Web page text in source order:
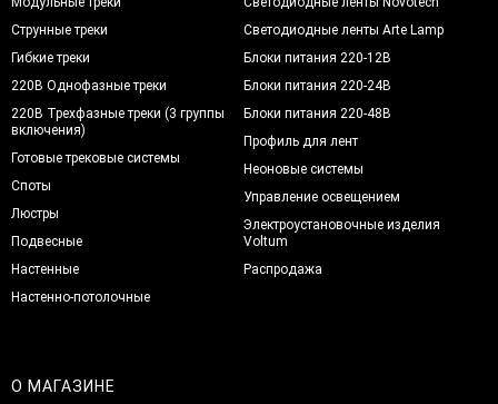
Струнные треки
Гибкие треки
220В Однофазные треки
220В Трехфазные треки (3 группы
включения)
Готовые трековые системы
Споты
Люстры
Подвесные
Настенные
Настенно-потолочные
Светодиодные ленты Arte Lamp
Блоки питания 220-12В
Блоки питания 220-24В
Блоки питания 220-48В
Профиль для лент
Неоновые системы
Управление освещением
Электроустановочные изделия
Voltum
Распродажа
О МАГАЗИНЕ